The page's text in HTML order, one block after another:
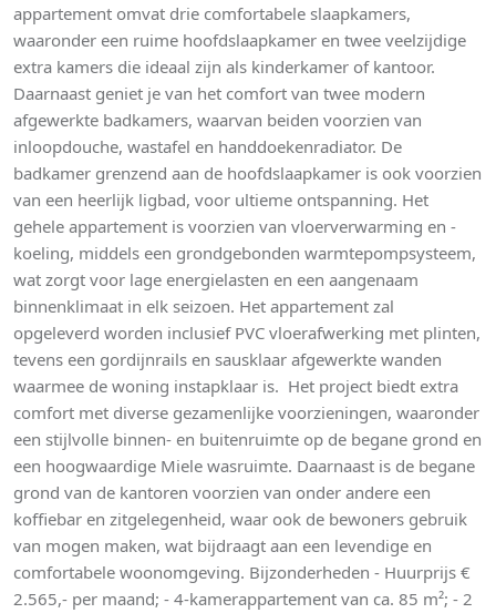
appartement omvat drie comfortabele slaapkamers,
waaronder een ruime hoofdslaapkamer en twee veelzijdige
extra kamers die ideaal zijn als kinderkamer of kantoor.
Daarnaast geniet je van het comfort van twee modern
afgewerkte badkamers, waarvan beiden voorzien van
inloopdouche, wastafel en handdoekenradiator. De
badkamer grenzend aan de hoofdslaapkamer is ook voorzien
van een heerlijk ligbad, voor ultieme ontspanning. Het
gehele appartement is voorzien van vloerverwarming en -
koeling, middels een grondgebonden warmtepompsysteem,
wat zorgt voor lage energielasten en een aangenaam
binnenklimaat in elk seizoen. Het appartement zal
opgeleverd worden inclusief PVC vloerafwerking met plinten,
tevens een gordijnrails en sausklaar afgewerkte wanden
waarmee de woning instapklaar is. Het project biedt extra
comfort met diverse gezamenlijke voorzieningen, waaronder
een stijlvolle binnen- en buitenruimte op de begane grond en
een hoogwaardige Miele wasruimte. Daarnaast is de begane
grond van de kantoren voorzien van onder andere een
koffiebar en zitgelegenheid, waar ook de bewoners gebruik
van mogen maken, wat bijdraagt aan een levendige en
comfortabele woonomgeving. Bijzonderheden - Huurprijs €
2.565,- per maand; - 4-kamerappartement van ca. 85 m²; - 2